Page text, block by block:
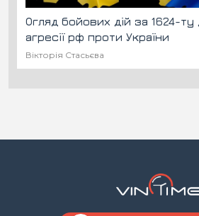
Огляд бойових дій за 1624-
агресії рф проти України
Вікторія Стасьєва